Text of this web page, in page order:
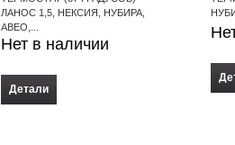
ЛАНОС 1,5, НЕКСИЯ, НУБИРА,
АВЕО,...
Нет в наличии
Детали